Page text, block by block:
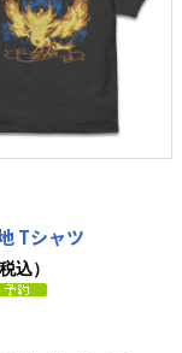
Tシャツ
込）